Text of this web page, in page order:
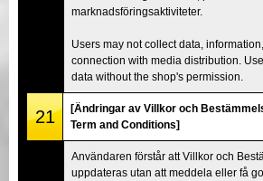
marknadsföringsaktiviteter.
Users may not collect data,
connection with media distribution.
data without the shop's permission.
21
[Ändringar av Villkor och
Term and Conditions]
Användaren förstår att Villkor och
uppdateras utan att meddela eller få